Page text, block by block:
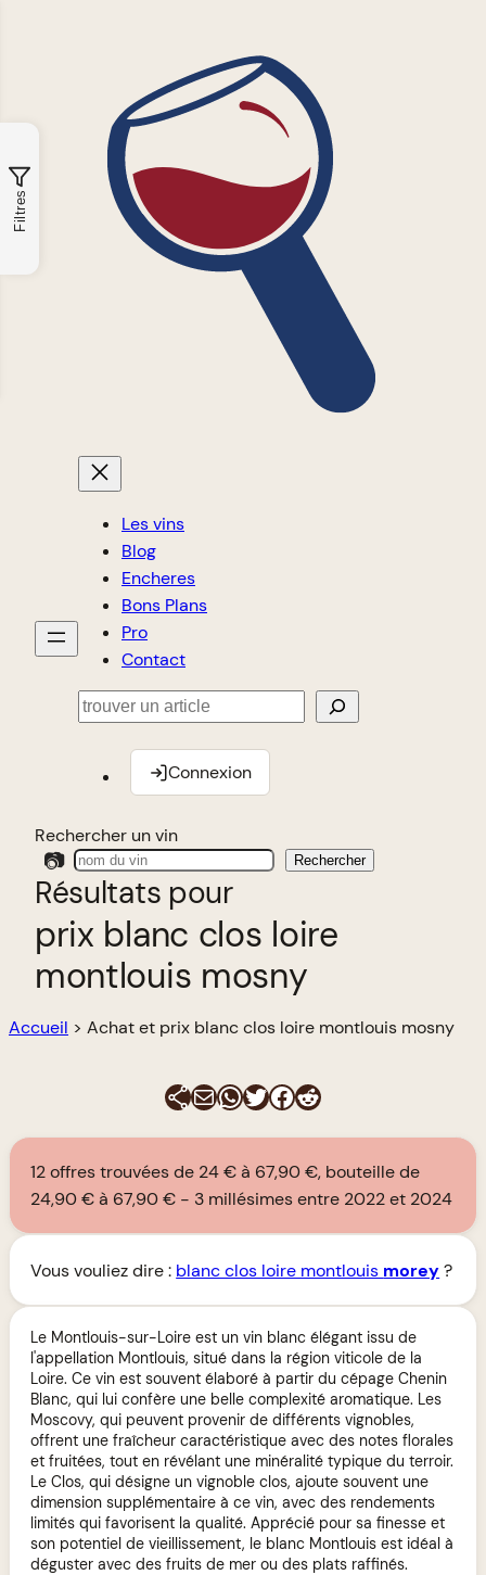
Les vins
Blog
Encheres
Bons Plans
Pro
Contact
Rechercher
Connexion
Rechercher un vin
📷 Rechercher
Résultats pour
prix blanc clos loire
montlouis mosny
Accueil > Achat et prix blanc clos loire montlouis mosny
E-mailWhatsApp
Twitter
Facebook
Reddit
12 offres trouvées de 24 € à 67,90 €, bouteille de
24,90 € à 67,90 €
3 millésimes entre 2022 et 2024
Vous vouliez dire : blanc clos loire montlouis morey?
Le Montlouis-sur-Loire est un vin blanc élégant issu de
l'appellation Montlouis, situé dans la région viticole de la
Loire. Ce vin est souvent élaboré à partir du cépage Chenin
Blanc, qui lui confère une belle complexité aromatique. Les
Moscovy, qui peuvent provenir de différents vignobles,
offrent une fraîcheur caractéristique avec des notes florales
et fruitées, tout en révélant une minéralité typique du terroir.
Le Clos, qui désigne un vignoble clos, ajoute souvent une
dimension supplémentaire à ce vin, avec des rendements
limités qui favorisent la qualité. Apprécié pour sa finesse et
son potentiel de vieillissement, le blanc Montlouis est idéal à
déguster avec des fruits de mer ou des plats raffinés.
Filtres